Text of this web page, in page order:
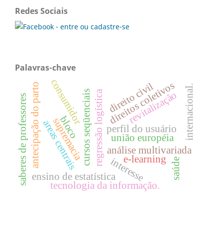
Redes Sociais
Palavras-chave
análise multivariada
regressão logística
ensino de estatística
e-learning
perfil do usuário
direitos coletivos
antecipação do parto cursos seqüenciais
tecnologia da informação.
saberes de professores areas centrais
revitalização
supremacia
interesse
bloco união européia internacional.
saúde
direito civil
consumidor